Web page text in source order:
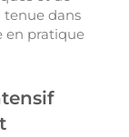
tenue dans
en pratique